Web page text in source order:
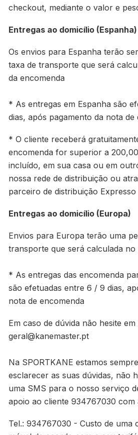
checkout, mediante o valor e
Entregas ao domicílio (Espanha)
Os envios para Espanha terão
taxa de transporte que será
da encomenda
* As entregas em Espanha são
dias, após pagamento da nota de
* O cliente receberá
encomenda for superior a
incluído, em sua casa ou em
nossa rede de distribuição ou
parceiro de distribuição Expresso
Entregas ao domicílio (Europa)
Envios para Europa terão uma
transporte que será calculada no
* As entregas das encomenda
são efetuadas entre 6 / 9 dias,
nota de encomenda
Em caso de dúvida não hesite
geral@kanemaster.pt
Na SPORTKANE estamos
esclarecer as suas dúvidas, não
uma SMS para o nosso serviço
apoio ao cliente 934767030 com
Tel.: 934767030 - Custo de uma